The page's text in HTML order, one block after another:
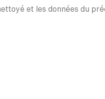
et les données du